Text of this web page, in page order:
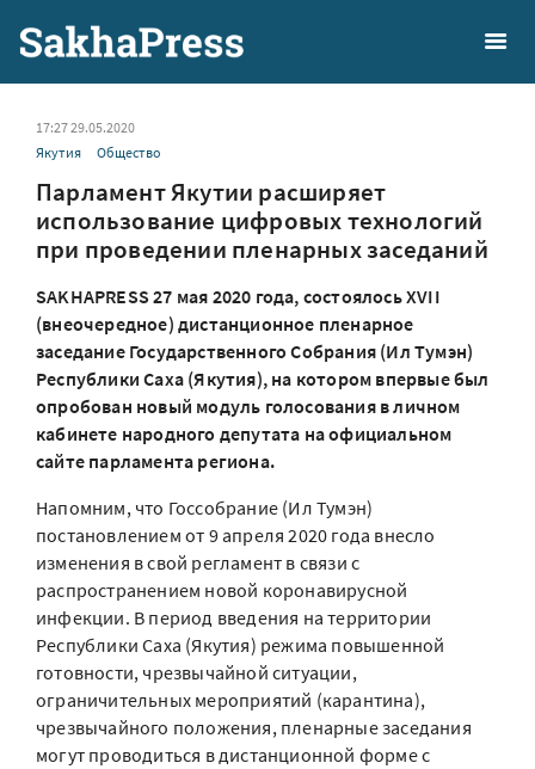
17:27 29.05.2020
Якутия
Общество
Парламент Якутии расширяет
использование цифровых технологий
при проведении пленарных заседаний
SAKHAPRESS 27 мая 2020 года, состоялось XVII
(внеочередное) дистанционное пленарное
заседание Государственного Собрания (Ил Тумэн)
Республики Саха (Якутия), на котором впервые был
опробован новый модуль голосования в личном
кабинете народного депутата на официальном
сайте парламента региона.
Напомним, что Госсобрание (Ил Тумэн)
постановлением от 9 апреля 2020 года внесло
изменения в свой регламент в связи с
распространением новой коронавирусной
инфекции. В период введения на территории
Республики Саха (Якутия) режима повышенной
готовности, чрезвычайной ситуации,
ограничительных мероприятий (карантина),
чрезвычайного положения, пленарные заседания
могут проводиться в дистанционной форме с